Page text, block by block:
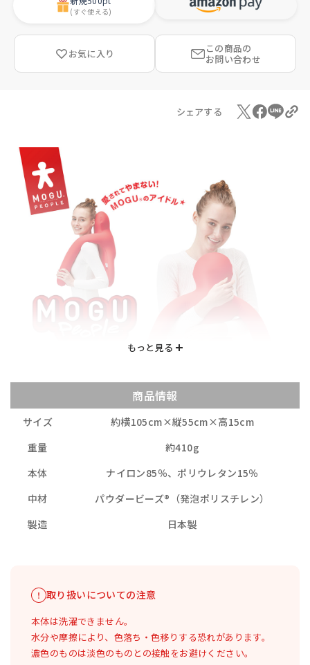
(すぐ使える)
お気に入り
この商品の
お問い合わせ
シェアする
商品情報
サイズ
約横105cm×縦55cm×高15cm
重量
約410g
本体
ナイロン85％、ポリウレタン15％
中材
パウダービーズ®（発泡ポリスチレン）
製造
日本製
取り扱いについての注意
本体は洗濯できません。
水分や摩擦により、色落ち・色移りする恐れがあります。
濃色のものは淡色のものとの接触をお避けください。